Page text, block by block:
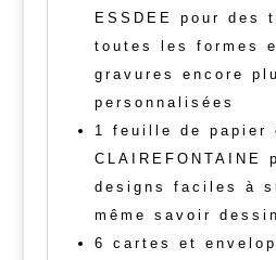
ESSDEE pour des
toutes les formes
gravures encore
personnalisées
1 feuille de papier
CLAIREFONTAINE
designs faciles à
même savoir
6 cartes et